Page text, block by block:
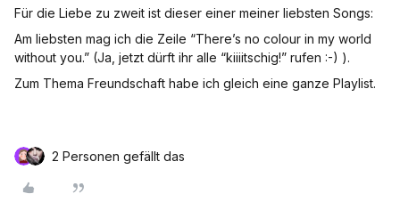
Für die Liebe zu zweit ist dieser einer meiner liebsten Songs:
Am liebsten mag ich die Zeile “There’s no colour in my world
without you.” (Ja, jetzt dürft ihr alle “kiiiitschig!” rufen :-) ).
Zum Thema Freundschaft habe ich gleich eine ganze Playlist.
2 Personen gefällt das